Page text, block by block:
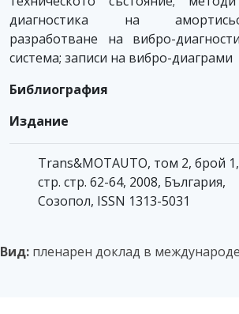
диагностика на
разработване на вибро-
система; записи на вибро-диаграми
Библиография
Издание
Trans&MOTAUTO, том 2, брой 1,
стр. стр. 62-64, 2008, България,
Созопол, ISSN 1313-5031
Вид: пленарен доклад в